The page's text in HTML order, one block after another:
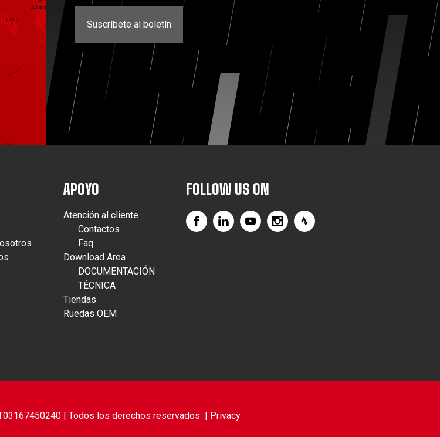
Suscríbete al boletín
APOYO
Atención al cliente
Contactos
Faq
Download Area
DOCUMENTACIÓN
TÉCNICA
Tiendas
Ruedas OEM
FOLLOW US ON
| Todos los derechos reservados | Privacy